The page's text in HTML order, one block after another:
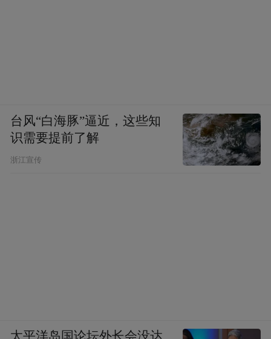
台风“白海豚”逼近，这些知
识需要提前了解
浙江宣传
太平洋岛国论坛外长会没达